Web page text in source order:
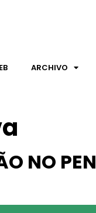
ARCHIVO
NO